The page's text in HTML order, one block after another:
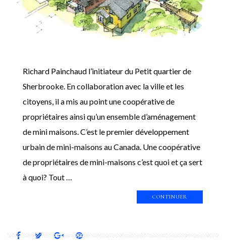
Richard Painchaud l’initiateur du Petit quartier de
Sherbrooke. En collaboration avec la ville et les
citoyens, il a mis au point une coopérative de
propriétaires ainsi qu’un ensemble d’aménagement
de mini maisons. C’est le premier développement
urbain de mini-maisons au Canada. Une coopérative
de propriétaires de mini-maisons c’est quoi et ça sert
à quoi? Tout …
CONTINUER